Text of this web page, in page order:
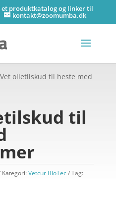
et produktkatalog og linker til
kontakt@zoomumba.dk
olietilskud til heste med
til
Kategori:Vetcur BioTec
Tag: